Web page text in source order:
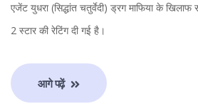
एजेंट युधरा (सिद्धांत चतुर्वेदी) ड्रग माफिया के
2 स्टार की रेटिंग दी गई है।
आगे पढ़ें